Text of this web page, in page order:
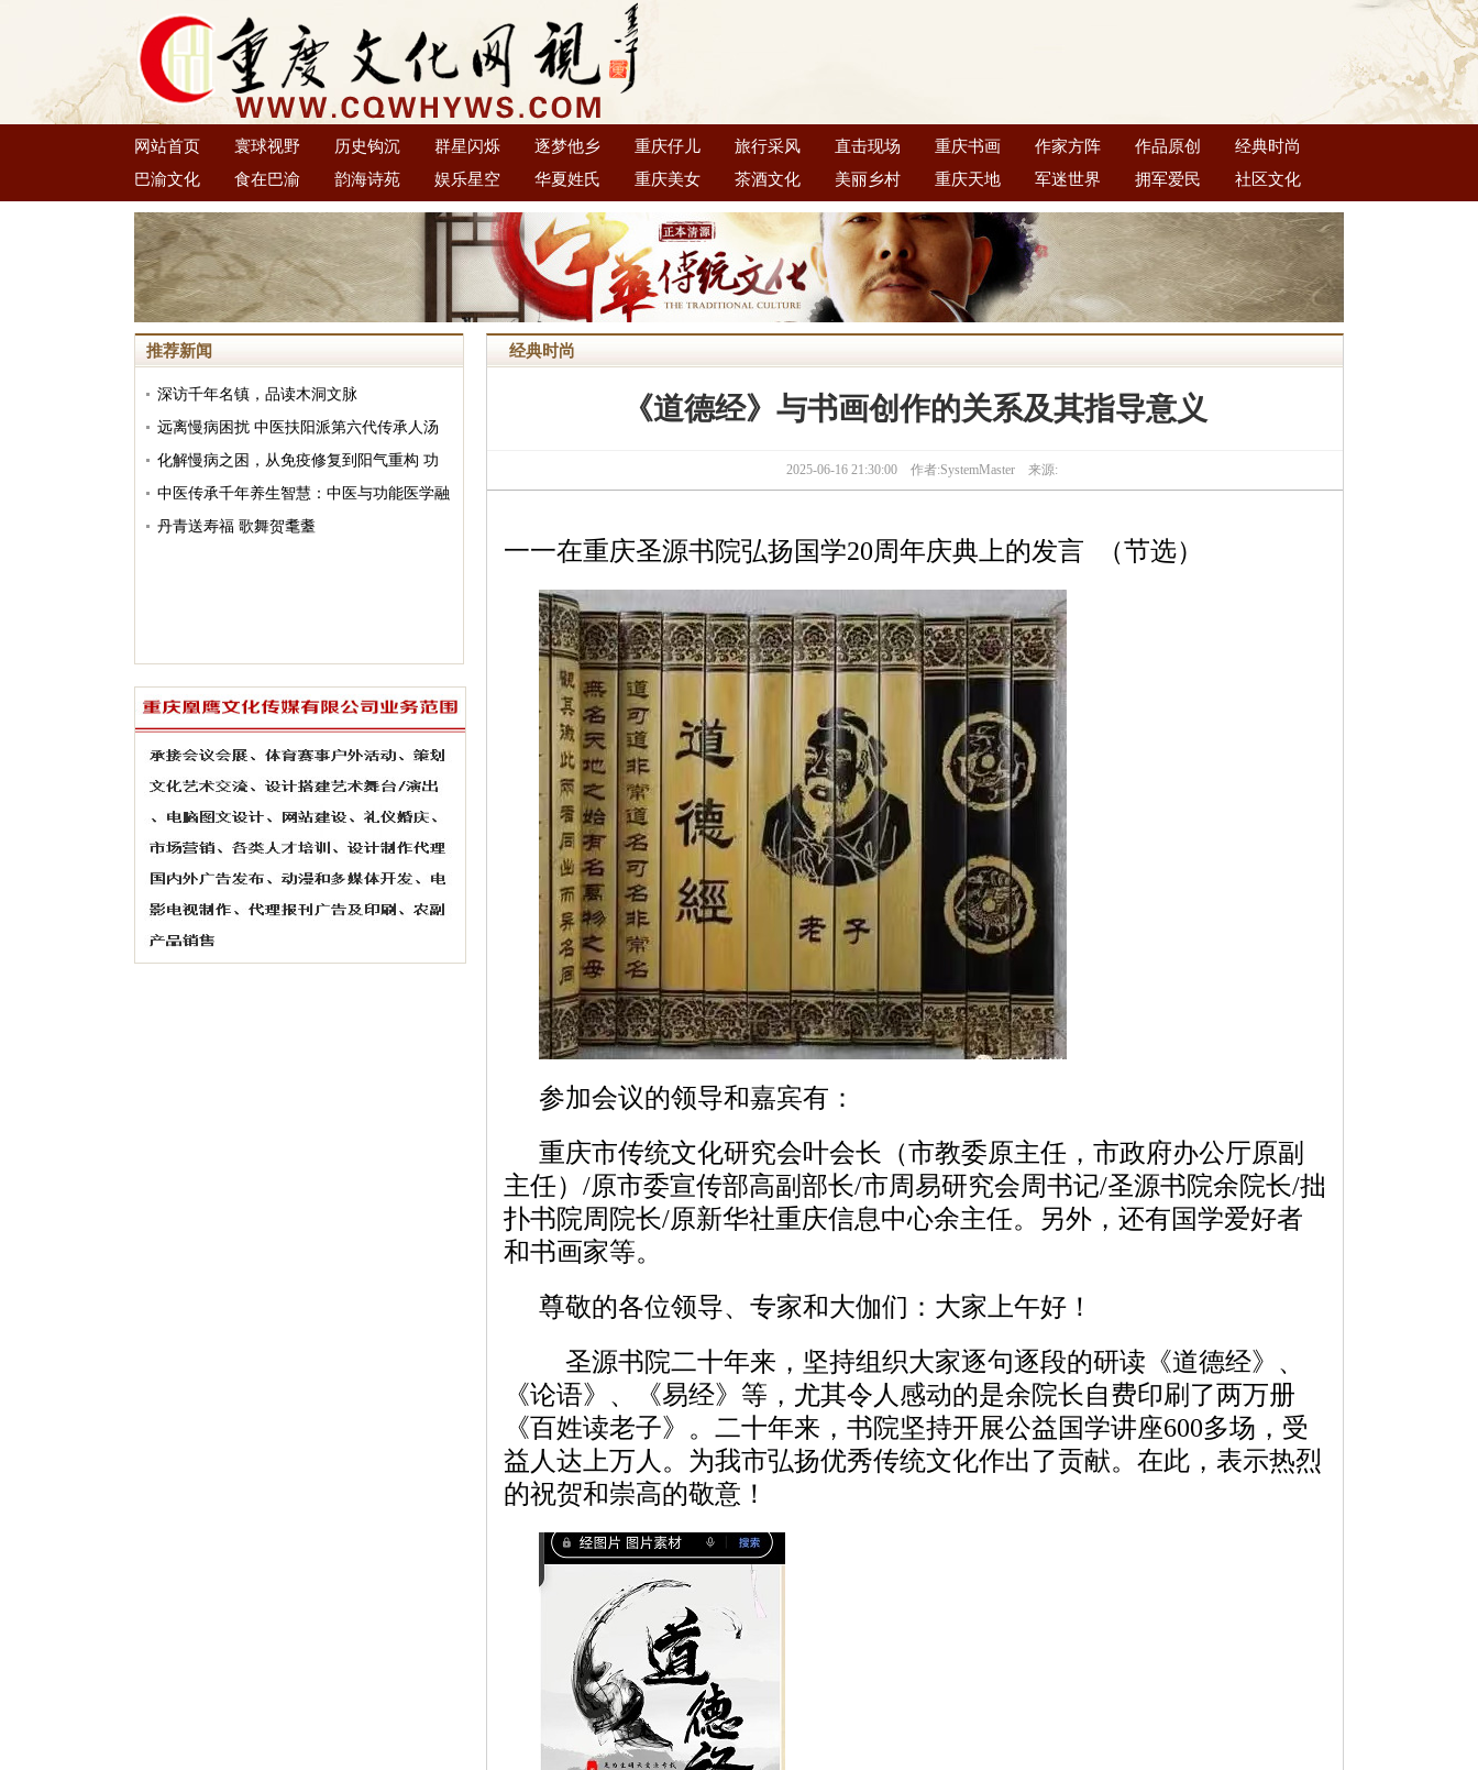
网站首页 寰球视野 历史钩沉 群星闪烁 逐梦他乡 重庆仔儿 旅行采风 直击现场 重庆书画 作家方阵 作品原创
经典时尚
巴渝文化
食在巴渝 韵海诗苑 娱乐星空 华夏姓氏 重庆美女 茶酒文化 美丽乡村 重庆天地 军迷世界 拥军爱民 社区文化
推荐新闻
深访千年名镇，品读木洞文脉
远离慢病困扰 中医扶阳派第六代传承人汤
大铁分享大众可践行的日常养阳良方
化解慢病之困，从免疫修复到阳气重构 功
能医学和扶阳中医“治、调、养、防”的体悟
中医传承千年养生智慧：中医与功能医学融
合 赋能全民健康
丹青送寿福 歌舞贺耄耋
经典时尚
《道德经》与书画创作的关系及其指导意义
2025-06-16 21:30:00 作者:SystemMaster 来源:
一一在重庆圣源书院弘扬国学20周年庆典上的发言 （节选）
参加会议的领导和嘉宾有：
重庆市传统文化研究会叶会长（市教委原主任，市政府办公厅原副
主任）/原市委宣传部高副部长/市周易研究会周书记/圣源书院余院长/拙
扑书院周院长/原新华社重庆信息中心余主任。另外，还有国学爱好者
和书画家等。
尊敬的各位领导、专家和大伽们：大家上午好！
圣源书院二十年来，坚持组织大家逐句逐段的研读《道德经》、
《论语》、《易经》等，尤其令人感动的是余院长自费印刷了两万册
《百姓读老子》。二十年来，书院坚持开展公益国学讲座600多场，受
益人达上万人。为我市弘扬优秀传统文化作出了贡献。在此，表示热烈
的祝贺和崇高的敬意！